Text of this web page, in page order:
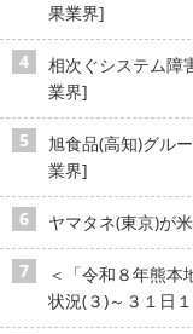
果業界]
相次ぐシステム
業界]
旭食品(高知)グル
業界]
ヤマタネ(東京)が
＜「令和８年熊
状況(３)～３１日